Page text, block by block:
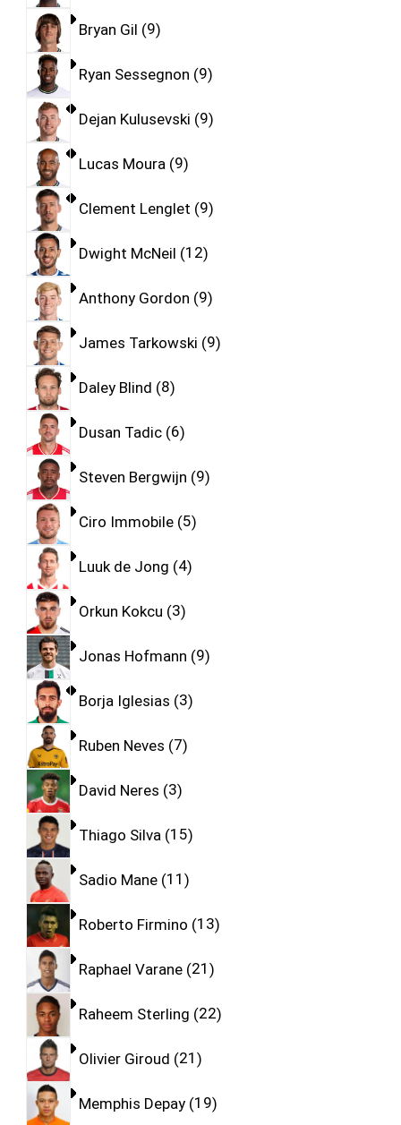
Bryan Gil 9
Ryan Sessegnon 9
Dejan Kulusevski 9
Lucas Moura 9
Clement Lenglet 9
Dwight McNeil 12
Anthony Gordon 9
James Tarkowski 9
Daley Blind 8
Dusan Tadic 6
Steven Bergwijn 9
Ciro Immobile 5
Luuk de Jong 4
Orkun Kokcu 3
Jonas Hofmann 9
Borja Iglesias 3
Ruben Neves 7
David Neres 3
Thiago Silva 15
Sadio Mane 11
Roberto Firmino 13
Raphael Varane 21
Raheem Sterling 22
Olivier Giroud 21
Memphis Depay 19